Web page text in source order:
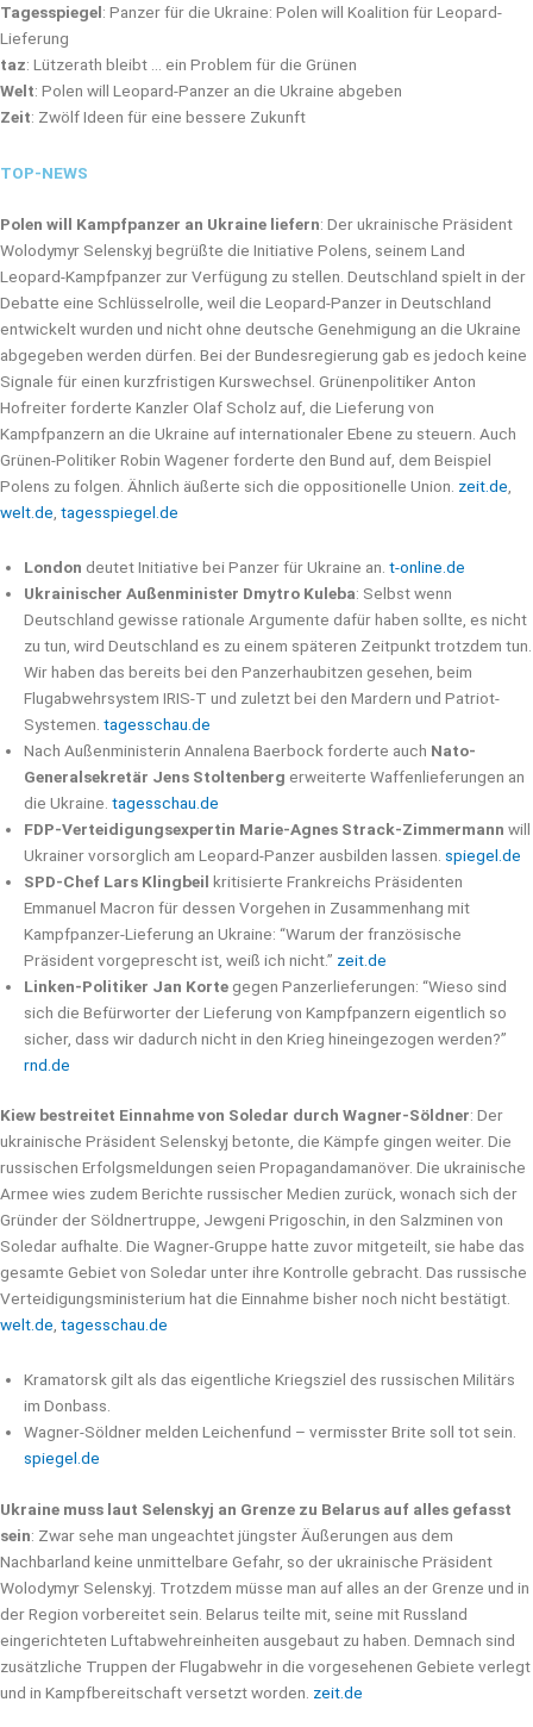
Tagesspiegel: Panzer für die Ukraine: Polen will Koalition für Leopard-
Lieferung
taz: Lützerath bleibt … ein Problem für die Grünen
Welt: Polen will Leopard-Panzer an die Ukraine abgeben
Zeit: Zwölf Ideen für eine bessere Zukunft
TOP-NEWS
Polen will Kampfpanzer an Ukraine liefern: Der ukrainische Präsident
Wolodymyr Selenskyj begrüßte die Initiative Polens, seinem Land
Leopard-Kampfpanzer zur Verfügung zu stellen. Deutschland spielt in der
Debatte eine Schlüsselrolle, weil die Leopard-Panzer in Deutschland
entwickelt wurden und nicht ohne deutsche Genehmigung an die Ukraine
abgegeben werden dürfen. Bei der Bundesregierung gab es jedoch keine
Signale für einen kurzfristigen Kurswechsel. Grünenpolitiker Anton
Hofreiter forderte Kanzler Olaf Scholz auf, die Lieferung von
Kampfpanzern an die Ukraine auf internationaler Ebene zu steuern. Auch
Grünen-Politiker Robin Wagener forderte den Bund auf, dem Beispiel
Polens zu folgen. Ähnlich äußerte sich die oppositionelle Union. zeit.de
welt.de tagesspiegel.de
London deutet Initiative bei Panzer für Ukraine an. t-online.de
Ukrainischer Außenminister Dmytro Kuleba: Selbst wenn
Deutschland gewisse rationale Argumente dafür haben sollte, es nicht
zu tun, wird Deutschland es zu einem späteren Zeitpunkt trotzdem tun.
Wir haben das bereits bei den Panzerhaubitzen gesehen, beim
Flugabwehrsystem IRIS-T und zuletzt bei den Mardern und Patriot-
Systemen. tagesschau.de
Nach Außenministerin Annalena Baerbock forderte auch Nato-
Generalsekretär Jens Stoltenberg erweiterte Waffenlieferungen an
die Ukraine. tagesschau.de
FDP-Verteidigungsexpertin Marie-Agnes Strack-Zimmermann will
Ukrainer vorsorglich am Leopard-Panzer ausbilden lassen. spiegel.de
SPD-Chef Lars Klingbeil kritisierte Frankreichs Präsidenten
Emmanuel Macron für dessen Vorgehen in Zusammenhang mit
Kampfpanzer-Lieferung an Ukraine: “Warum der französische
Präsident vorgeprescht ist, weiß ich nicht.” zeit.de
Linken-Politiker Jan Kortegegen Panzerlieferungen: “Wieso sind
sich die Befürworter der Lieferung von Kampfpanzern eigentlich so
sicher, dass wir dadurch nicht in den Krieg hineingezogen werden?”
rnd.de
Kiew bestreitet Einnahme von Soledar durch Wagner-Söldner: Der
ukrainische Präsident Selenskyj betonte, die Kämpfe gingen weiter. Die
russischen Erfolgsmeldungen seien Propagandamanöver. Die ukrainische
Armee wies zudem Berichte russischer Medien zurück, wonach sich der
Gründer der Söldnertruppe, Jewgeni Prigoschin, in den Salzminen von
Soledar aufhalte. Die Wagner-Gruppe hatte zuvor mitgeteilt, sie habe das
gesamte Gebiet von Soledar unter ihre Kontrolle gebracht. Das russische
Verteidigungsministerium hat die Einnahme bisher noch nicht bestätigt.
welt.de, tagesschau.de
Kramatorsk gilt als das eigentliche Kriegsziel des russischen Militärs
im Donbass.
Wagner-Söldner melden Leichenfund – vermisster Brite soll tot sein.
spiegel.de
Ukraine muss laut Selenskyj an Grenze zu Belarus auf alles gefasst
sein: Zwar sehe man ungeachtet jüngster Äußerungen aus dem
Nachbarland keine unmittelbare Gefahr, so der ukrainische Präsident
Wolodymyr Selenskyj. Trotzdem müsse man auf alles an der Grenze und in
der Region vorbereitet sein. Belarus teilte mit, seine mit Russland
eingerichteten Luftabwehreinheiten ausgebaut zu haben. Demnach sind
zusätzliche Truppen der Flugabwehr in die vorgesehenen Gebiete verlegt
und in Kampfbereitschaft versetzt worden. zeit.de